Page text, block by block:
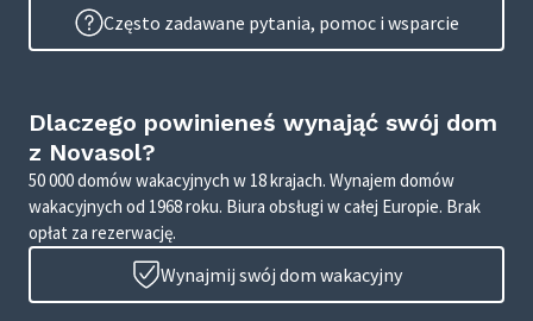
Często zadawane pytania, pomoc i wsparcie
Dlaczego powinieneś wynająć swój dom
z Novasol?
50 000 domów wakacyjnych w 18 krajach. Wynajem domów
wakacyjnych od 1968 roku. Biura obsługi w całej Europie. Brak
opłat za rezerwację.
Wynajmij swój dom wakacyjny